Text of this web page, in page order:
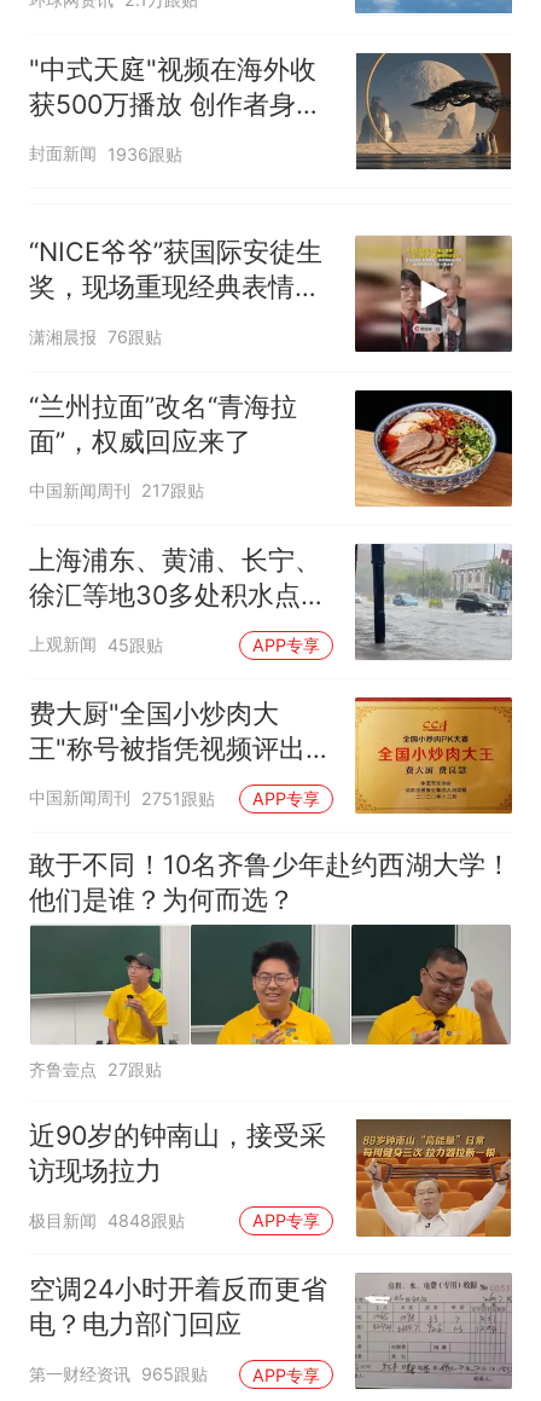
大风力14级
全部作废，公平么？
"中式天庭"视频在海外收
获500万播放 创作者身份
披露
封面新闻 1936跟贴
“NICE爷爷”获国际安徒生
奖，现场重现经典表情
包，向中国粉丝问好
潇湘晨报 76跟贴
“兰州拉面”改名“青海拉
面”，权威回应来了
中国新闻周刊 217跟贴
上海浦东、黄浦、长宁、
徐汇等地30多处积水点正
在抢排
上观新闻 45跟贴 APP专享
费大厨"全国小炒肉大
王"称号被指凭视频评出
官方回应
中国新闻周刊 2751跟贴 APP专享
敢于不同！10名齐鲁少年赴约西湖大学！
他们是谁？为何而选？
齐鲁壹点 27跟贴
近90岁的钟南山，接受采
访现场拉力
极目新闻 4848跟贴 APP专享
空调24小时开着反而更省
电？电力部门回应
第一财经资讯 965跟贴 APP专享